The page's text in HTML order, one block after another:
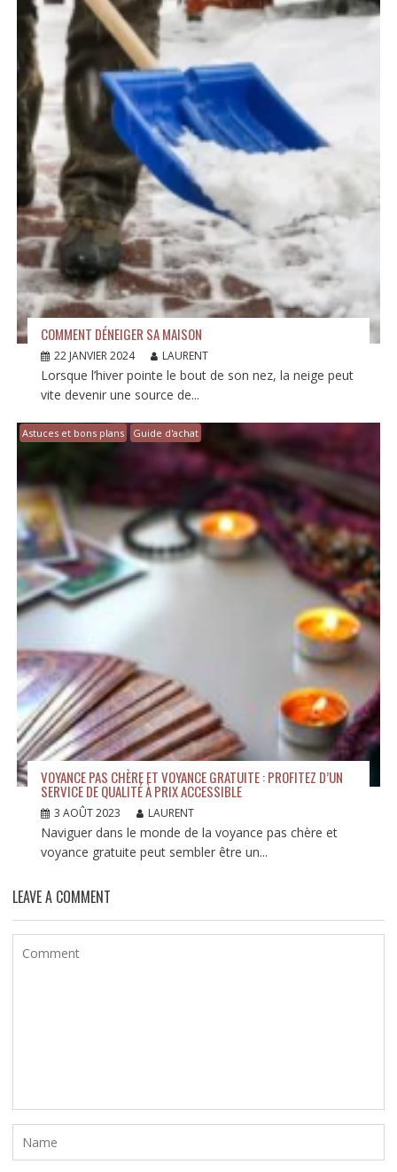
COMMENT DÉNEIGER SA MAISON
22 JANVIER 2024 LAURENT
Lorsque l’hiver pointe le bout de son nez, la neige peut
vite devenir une source de...
Astuces et bons plans Guide d'achat
VOYANCE PAS CHÈRE ET VOYANCE GRATUITE : PROFITEZ D’UN
SERVICE DE QUALITÉ À PRIX ACCESSIBLE
3 AOÛT 2023 LAURENT
Naviguer dans le monde de la voyance pas chère et
voyance gratuite peut sembler être un...
LEAVE A COMMENT